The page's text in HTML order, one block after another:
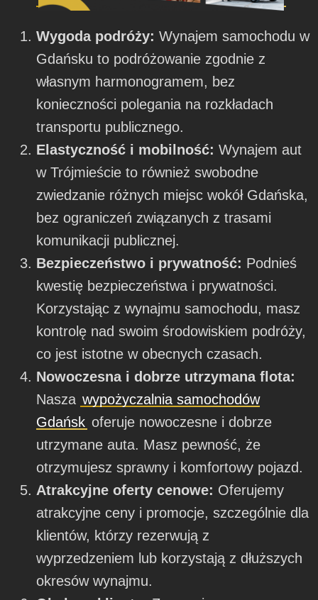
Wygoda podróży: Wynajem samochodu w
Gdańsku to podróżowanie zgodnie z
własnym harmonogramem, bez
konieczności polegania na rozkładach
transportu publicznego.
Elastyczność i mobilność: Wynajem aut
w Trójmieście to również swobodne
zwiedzanie różnych miejsc wokół Gdańska,
bez ograniczeń związanych z trasami
komunikacji publicznej.
Bezpieczeństwo i prywatność: Podnieś
kwestię bezpieczeństwa i prywatności.
Korzystając z wynajmu samochodu, masz
kontrolę nad swoim środowiskiem podróży,
co jest istotne w obecnych czasach.
Nowoczesna i dobrze utrzymana flota:
Nasza wypożyczalnia samochodów
Gdańsk oferuje nowoczesne i dobrze
utrzymane auta. Masz pewność, że
otrzymujesz sprawny i komfortowy pojazd.
Atrakcyjne oferty cenowe: Oferujemy
atrakcyjne ceny i promocje, szczególnie dla
klientów, którzy rezerwują z
wyprzedzeniem lub korzystają z dłuższych
okresów wynajmu.